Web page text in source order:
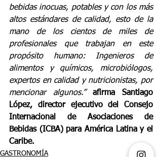
bebidas inocuas, potables y con los más
altos estándares de calidad, esto de la
mano de los cientos de miles de
profesionales que trabajan en este
propósito humano: Ingenieros de
alimentos y químicos, microbiólogos,
expertos en calidad y nutricionistas, por
mencionar algunos.” afirma Santiago
López, director ejecutivo del Consejo
Internacional de Asociaciones de
Bebidas (ICBA) para América Latina y el
Caribe.
GASTRONOMÍA